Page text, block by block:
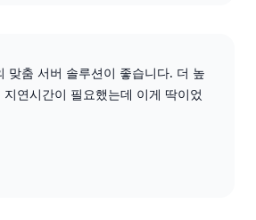
맞춤 서버 솔루션이 좋습니다. 더 높
연시간이 필요했는데 이게 딱이었